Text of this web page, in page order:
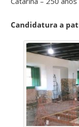
Candidatura a